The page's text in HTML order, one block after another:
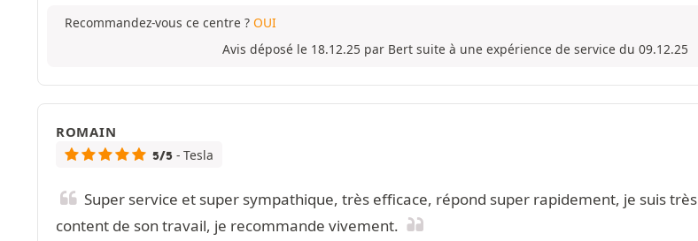
Recommandez-vous ce centre ? OUI
Avis déposé le 18.12.25 par Bert suite à une expérience de service du 09.12.25
ROMAIN
5/5 - Tesla
Super service et super sympathique, très efficace, répond super rapidement, je suis très
content de son travail, je recommande vivement.